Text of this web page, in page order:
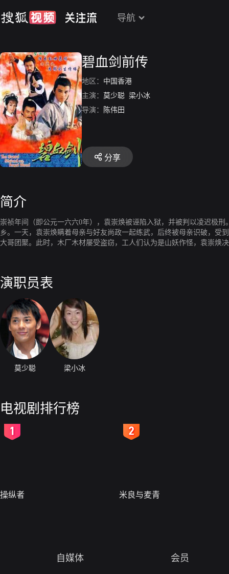
导航
碧血剑前传
地区： 中国香港
主演： 莫少聪 梁小冰
导演：
陈伟田
分享
简介
崇祯年间（即公元一六六0年），袁崇焕被诬陷入狱，并被判以凌迟极
乡。一天，袁崇焕瞒着母亲与好友尚政一起练武，后终被母亲识破，
大哥团聚。此时，木厂木材屡受盗窃，工人们认为是山妖作怪，袁崇焕
这个罪恶累累的锦衣卫，为其父兄及佘妹雪恨。佘兄得知其妹大仇已报
广东惠州到了藤县，便决心寻找名师指导袁崇焕，几经波折，袁母寻
顿开，更增加了国效力的信心。阮一知为了把毕生的知识能传受给袁
负导师的期望，为民效国家死而无憾。苍天不负有心人，袁崇焕终于
负，常以闷酒相伴，适逢熹宗继位，袁崇焕满怀希望到辽东守关，但
为其上山捉蟋蟀。不料，阮容受伤，袁崇焕被阮容的行为所感动，更
阮容及佘义士到达邵武县后，发现当地天旱成灾，民不聊生，同时官
及佘义士商量，决定单身赴险，摸清山贼的底细。素香向袁崇焕诉说
由七品知县升为六品主事，任职兵部。侯恂知道袁崇焕孤身入辽十分
同意并破格提升袁崇焕，任命他为按察司——山海监军。边关宁远城告
慧，感动了他们，祖大寿及科听从袁崇焕的调遣。在朝廷，太监魏忠
城，而太监魏忠贤为了达到个人利益，竟然派出了杀手阻挠。 阮容受
袁崇焕大军只能在外扎营，以抵挡皇太极的进攻。皇太极因无法攻下京
死。
演职员表
莫少聪 梁小冰
电视剧排行榜
操纵者 米良与麦青
自媒体 会员